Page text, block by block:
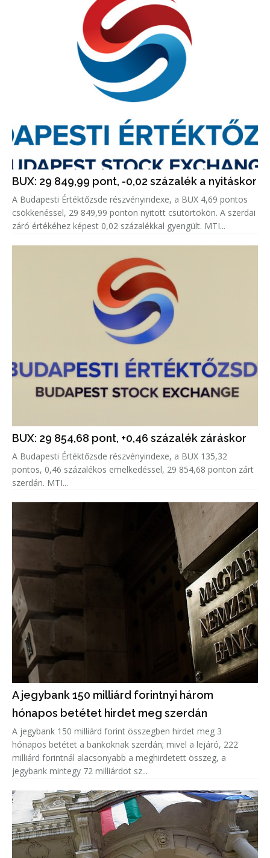
BUX: 29 849,99 pont, -0,02 százalék a nyitáskor
A Budapesti Értéktőzsde részvényindexe, a BUX 4,69 pontos
csökkenéssel, 29 849,99 ponton nyitott csütörtökön. A szerdai
záró értékéhez képest 0,02 százalékkal gyengült. MTI...
BUX: 29 854,68 pont, +0,46 százalék záráskor
A Budapesti Értéktőzsde részvényindexe, a BUX 135,32
pontos, 0,46 százalékos emelkedéssel, 29 854,68 ponton zárt
szerdán. MTI...
A jegybank 150 milliárd forintnyi három
hónapos betétet hirdet meg szerdán
A jegybank 150 milliárd forint összegben hirdet meg 3
hónapos betétet a bankoknak szerdán; mivel a lejáró, 222
milliárd forintnál alacsonyabb a meghirdetett összeg, a
jegybank mintegy 72 milliárdot sz...